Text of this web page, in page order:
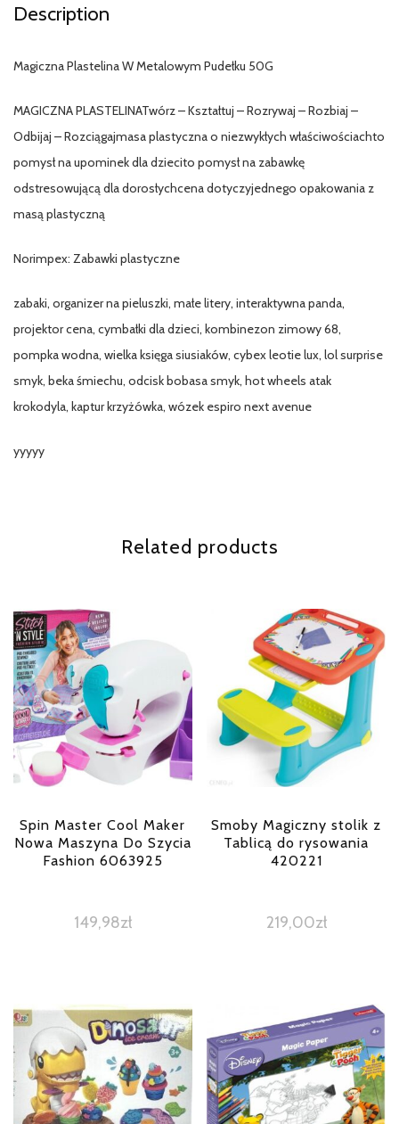
Description
Magiczna Plastelina W Metalowym Pudełku 50G
MAGICZNA PLASTELINATwórz – Kształtuj – Rozrywaj – Rozbiaj –
Odbijaj – Rozciągajmasa plastyczna o niezwykłych właściwościachto
pomysł na upominek dla dziecito pomysł na zabawkę
odstresowującą dla dorosłychcena dotyczyjednego opakowania z
masą plastyczną
Norimpex: Zabawki plastyczne
zabaki, organizer na pieluszki, małe litery, interaktywna panda,
projektor cena, cymbałki dla dzieci, kombinezon zimowy 68,
pompka wodna, wielka księga siusiaków, cybex leotie lux, lol surprise
smyk, beka śmiechu, odcisk bobasa smyk, hot wheels atak
krokodyla, kaptur krzyżówka, wózek espiro next avenue
yyyyy
Related products
Spin Master Cool Maker
Nowa Maszyna Do Szycia
Fashion 6063925
149,98zł
Smoby Magiczny stolik z
Tablicą do rysowania
420221
219,00zł